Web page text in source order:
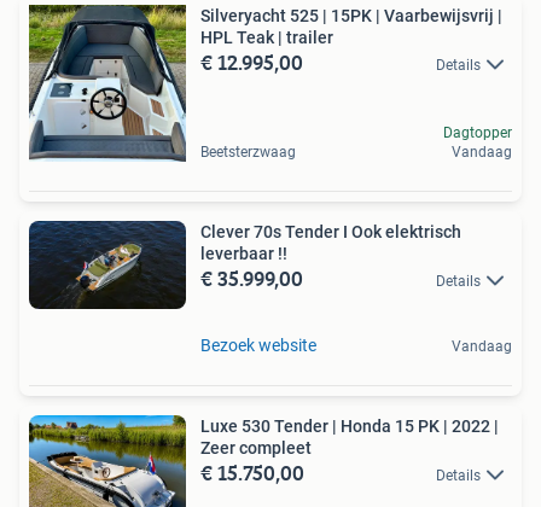
Silveryacht 525 | 15PK | Vaarbewijsvrij |
HPL Teak | trailer
€ 12.995,00 Details
Beetsterzwaag
Dagtopper
Vandaag
Clever 70s Tender I Ook elektrisch
leverbaar !!
€ 35.999,00 Details
Bezoek website Vandaag
Luxe 530 Tender | Honda 15 PK | 2022 |
Zeer compleet
€ 15.750,00 Details